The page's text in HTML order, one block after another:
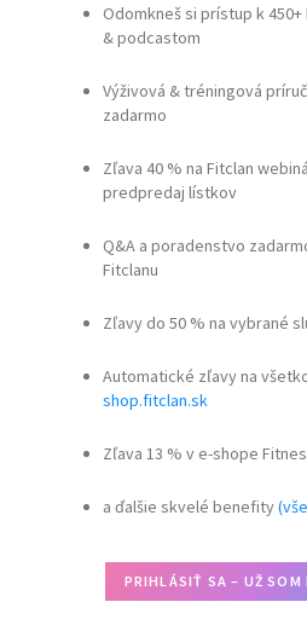
Odomkneš si prístup k 450+
& podcastom
Výživová & tréningová
zadarmo
Zľava 40 % na Fitclan
predpredaj lístkov
Q&A a poradenstvo
Fitclanu
Zľavy do 50 % na vybrané
Automatické zľavy na
shop.fitclan.sk
Zľava 13 % v e-shope
a ďalšie skvelé benefity
PRIHLÁSIŤ SA – UŽ SOM